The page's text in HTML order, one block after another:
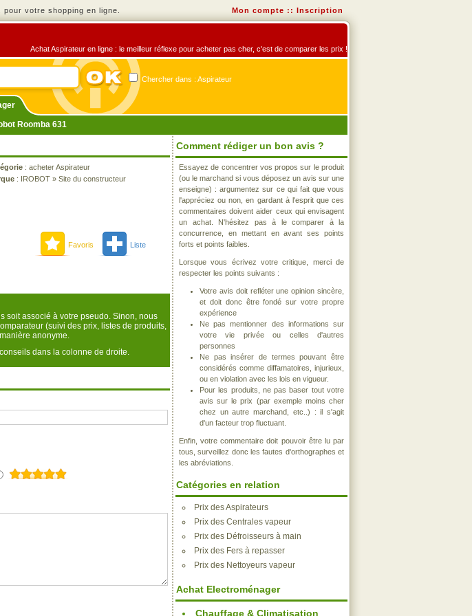
votre shopping en ligne. Mon compte :: Inscription
Achat Aspirateur en ligne : le meilleur réflexe pour acheter pas cher, c'est de comparer les prix !
Chercher dans : Aspirateur
Roomba 631
: acheter Aspirateur
: IROBOT » Site du constructeur
Favoris Liste
soit associé à votre pseudo. Sinon, nous
(suivi des prix, listes de produits,
anonyme.
dans la colonne de droite.
Comment rédiger un bon avis ?
Essayez de concentrer vos propos sur le produit
(ou le marchand si vous déposez un avis sur une
enseigne) : argumentez sur ce qui fait que vous
l'appréciez ou non, en gardant à l'esprit que ces
commentaires doivent aider ceux qui envisagent
un achat. N'hésitez pas à le comparer à la
concurrence, en mettant en avant ses points
forts et points faibles.
Lorsque vous écrivez votre critique, merci de
respecter les points suivants :
Votre avis doit refléter une opinion sincère,
et doit donc être fondé sur votre propre
expérience
Ne pas mentionner des informations sur
votre vie privée ou celles d'autres
personnes
Ne pas insérer de termes pouvant être
considérés comme diffamatoires, injurieux,
ou en violation avec les lois en vigueur.
Pour les produits, ne pas baser tout votre
avis sur le prix (par exemple moins cher
chez un autre marchand, etc..) : il s'agit
d'un facteur trop fluctuant.
Enfin, votre commentaire doit pouvoir être lu par
tous, surveillez donc les fautes d'orthographes et
les abréviations.
Catégories en relation
Prix des Aspirateurs
Prix des Centrales vapeur
Prix des Défroisseurs à main
Prix des Fers à repasser
Prix des Nettoyeurs vapeur
Achat Electroménager
Chauffage & Climatisation